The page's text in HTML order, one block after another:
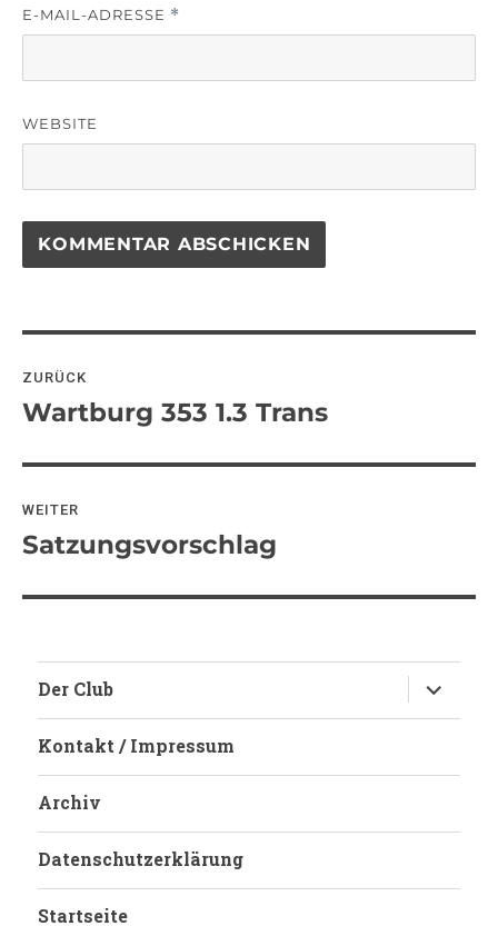
E-MAIL-ADRESSE *
WEBSITE
ZURÜCK
Vorheriger
Wartburg 353 1.3 Trans
WEITER
Nächster
Satzungsvorschlag
Der Club
anzeigen
Kontakt / Impressum
Archiv
Datenschutzerklärung
Startseite